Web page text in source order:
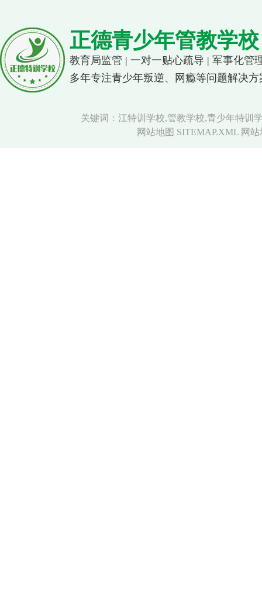
正德青少年管教学校
教育局监管 | 一对一贴心疏导 | 军事化管
多年专注青少年叛逆、网瘾等问题解决方
关键词：江特训学校,管教学校,青少年特训
网站地图 SITEMAP.XML 网